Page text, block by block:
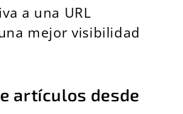
a una URL
mejor visibilidad
artículos desde